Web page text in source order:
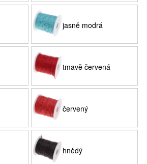
jasně modrá
tmavě červená
červený
hnědý